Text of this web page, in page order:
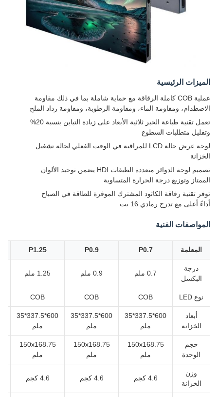
الميزات الرئيسية
عملية COB كاملة الرقاقة مع حماية شاملة بما في ذلك مقاومة
الاصطدام، ومقاومة الماء، ومقاومة الرطوبة، ومقاومة رذاذ الملح
تعمل تقنية طباعة الحبر ثلاثية الأبعاد على زيادة التباين بنسبة 20%
وتقليل متطلبات السطوع
لوحة عرض حالة LCD للمراقبة في الوقت الفعلي لحالة تشغيل
الخزانة
تصميم لوحة الدوائر متعددة الطبقات HDI يضمن توحيد الألوان
الممتاز وتوزيع درجة الحرارة المتساوية
توفر تقنية رقاقة الكاثود المشترك الموفرة للطاقة في الصباح
أداءً أعلى مع تدرج رمادي 16 بت
المواصفات الفنية
المعلمة P0.7
P0.9
P1.25
درجة
البكسل
0.7 ملم 0.9 ملم 1.25 ملم
نوع LED COB
COB
COB
أبعاد
الخزانة
600*337.5*35
ملم
600*337.5*35
ملم
600*337.5*35
ملم
حجم
الوحدة
150x168.75
ملم
150x168.75
ملم
150x168.75
ملم
وزن
الخزانة
4.6 كجم 4.6 كجم 4.6 كجم